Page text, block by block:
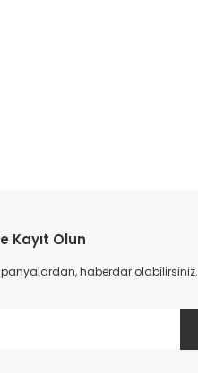
Kayıt Olun
haberdar olabilirsiniz.